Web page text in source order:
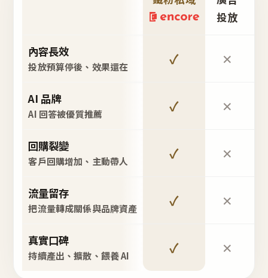
投放
內容長效
投放預算停後、效果還在 ✓ ✕
AI 品牌
AI 回答被優質推薦 ✓ ✕
回購裂變
客戶回購增加、主動帶人 ✓ ✕
流量留存
把流量轉成關係與品牌資產 ✓ ✕
真實口碑
持續產出、擴散、餵養 AI ✓ ✕